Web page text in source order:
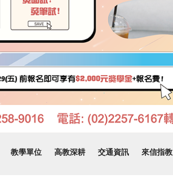
教學單位 高教深耕 交通資訊 來信指教